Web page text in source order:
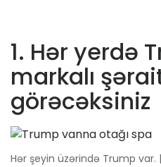
1. Hər yerdə
markalı
görəcəksiniz
Hər şeyin üzərində Trump var. |